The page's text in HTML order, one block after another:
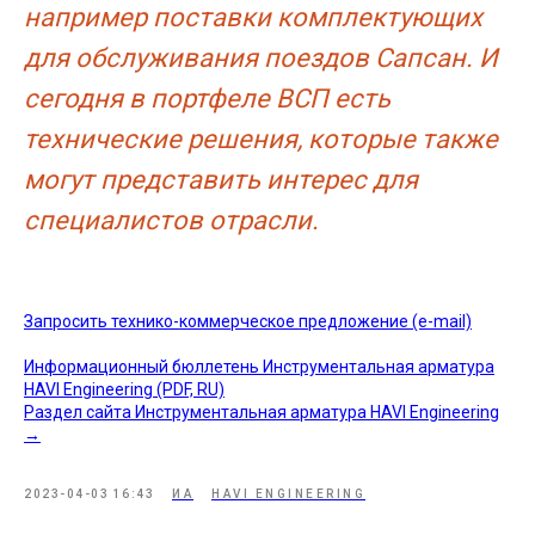
например поставки комплектующих
для обслуживания поездов Сапсан. И
сегодня в портфеле ВСП есть
технические решения, которые также
могут представить интерес для
специалистов отрасли.
Запросить технико-коммерческое предложение (e-mail)
Информационный бюллетень Инструментальная арматура
HAVI Engineering (PDF, RU)
Раздел сайта Инструментальная арматура HAVI Engineering
→
2023-04-03 16:43 ИА HAVI ENGINEERING